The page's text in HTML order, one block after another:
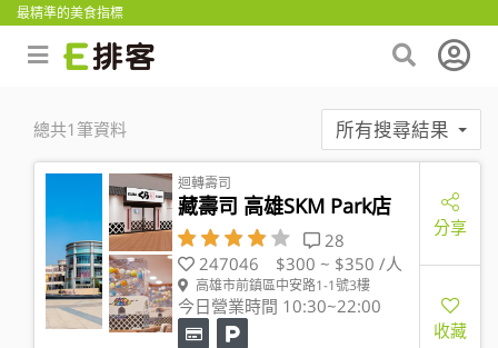
最精準的美食指標
總共1筆資料 所有搜尋結果
迴轉壽司
藏壽司 高雄SKM Park店
28
247046
$300 ~ $350 /人
高雄市前鎮區中安路1-1號3樓
今日營業時間 10:30~22:00
分享
收藏